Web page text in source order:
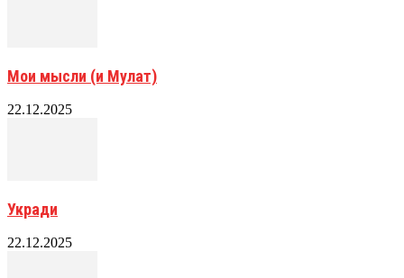
Мои мысли (и Мулат)
22.12.2025
Укради
22.12.2025